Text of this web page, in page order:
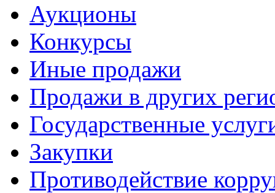
Аукционы
Конкурсы
Иные продажи
Продажи в других
Государственные
Закупки
Противодействие